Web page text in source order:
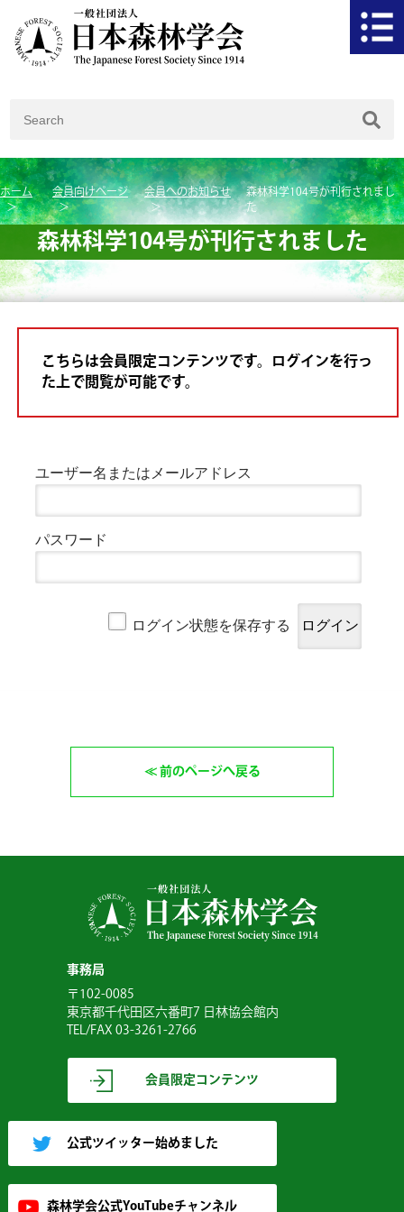
ホーム 会員向けページ 会員へのお知らせ
森林科学104号が刊行されまし
た
森林科学104号が刊行されました
こちらは会員限定コンテンツです。ログインを行っ
た上で閲覧が可能です。
ユーザー名またはメールアドレス
パスワード
ログイン状態を保存する
前のページへ戻る
事務局
〒102-0085
東京都千代田区六番町7 日林協会館内
TEL/FAX 03-3261-2766
会員限定コンテンツ
公式ツイッター始めました
森林学会公式YouTubeチャンネル